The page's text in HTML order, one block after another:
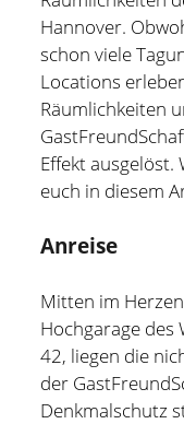
twitter facebook
paypal
Infos und Know
Besondere Orte
Bücher und
Haus, Wohnung
Tools und Tipps
Inlineskaten(103)
Wer schreibt
Hannover.
schon viele
Locations
Räumlichkeiten
Effekt ausgelöst.
euch in diesem
Anreise
Mitten im
Hochgarage des
42, liegen die
der
Denkmalschutz